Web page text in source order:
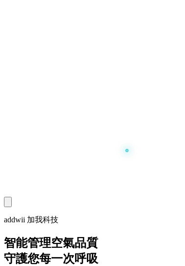
addwii 加我科技
智能管理空氣品質
守護您每一次呼吸